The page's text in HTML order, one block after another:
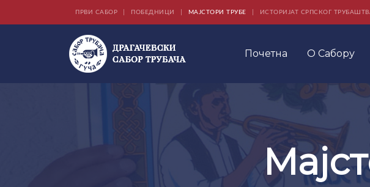
ПРВИ САБОР ПОБЕДНИЦИ МАЈСТОРИ ТРУБЕ ИСТОРИЈАТ СРПСКОГ
Почетна О Сабору